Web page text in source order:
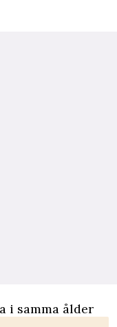
i samma ålder